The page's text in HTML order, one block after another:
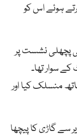
ہوئے اس کو
پچھلی نشست پر
سوار تھا۔
منسلک کیا اور
سے گاڑی کا پیچھا